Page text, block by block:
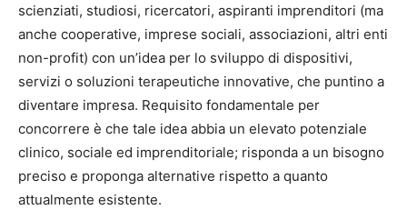
scienziati, studiosi, ricercatori, aspiranti imprenditori (ma
anche cooperative, imprese sociali, associazioni, altri enti
non-profit) con un’idea per lo sviluppo di dispositivi,
servizi o soluzioni terapeutiche innovative, che puntino a
diventare impresa. Requisito fondamentale per
concorrere è che tale idea abbia un elevato potenziale
clinico, sociale ed imprenditoriale; risponda a un bisogno
preciso e proponga alternative rispetto a quanto
attualmente esistente.